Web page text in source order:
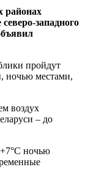
районах
западного
пройдут
ночью местами,
воздух
– до
ночью